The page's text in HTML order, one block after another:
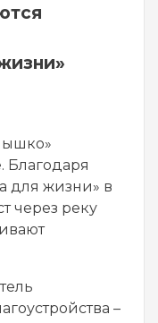
Благодаря
для жизни» в
через реку
–